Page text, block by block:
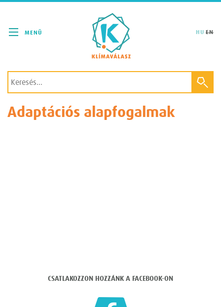
HU EN
Adaptációs alapfogalmak
CSATLAKOZZON HOZZÁNK A FACEBOOK-ON